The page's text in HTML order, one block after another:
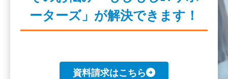
ーターズ」が解決できます！
資料請求はこちら